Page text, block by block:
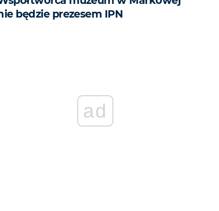
będzie prezesem IPN
ad